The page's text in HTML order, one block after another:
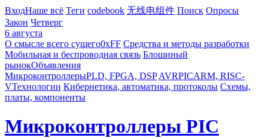
ВходНаше всё Теги codebook 无线电组件 Поиск Опросы
Закон Четверг
6 августа
О смысле всего сущего0xFF Средства и методы разработки
Мобильная и беспроводная связь Блошиный
рынокОбъявления
МикроконтроллерыPLD, FPGA, DSP AVRPICARM, RISC-
VТехнологии Кибернетика, автоматика, протоколы Схемы,
платы, компоненты
Микроконтроллеры PIC